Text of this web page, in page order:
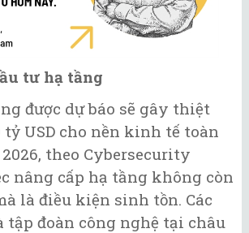
tư hạ tầng
được dự báo sẽ gây thiệt
tỷ USD cho nền kinh tế toàn
theo Cybersecurity
nâng cấp hạ tầng không còn
là điều kiện sinh tồn. Các
đoàn công nghệ tại châu